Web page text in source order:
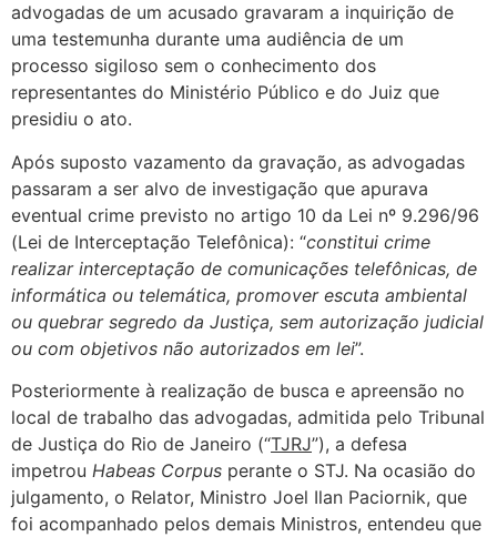
advogadas de um acusado gravaram a inquirição de
uma testemunha durante uma audiência de um
processo sigiloso sem o conhecimento dos
representantes do Ministério Público e do Juiz que
presidiu o ato.
Após suposto vazamento da gravação, as advogadas
passaram a ser alvo de investigação que apurava
eventual crime previsto no artigo 10 da Lei nº 9.296/96
(Lei de Interceptação Telefônica): “constitui crime
realizar interceptação de comunicações telefônicas, de
informática ou telemática, promover escuta ambiental
ou quebrar segredo da Justiça, sem autorização judicial
ou com objetivos não autorizados em lei”.
Posteriormente à realização de busca e apreensão no
local de trabalho das advogadas, admitida pelo Tribunal
de Justiça do Rio de Janeiro (“TJRJ”), a defesa
impetrou Habeas Corpus perante o STJ. Na ocasião do
julgamento, o Relator, Ministro Joel Ilan Paciornik, que
foi acompanhado pelos demais Ministros, entendeu que